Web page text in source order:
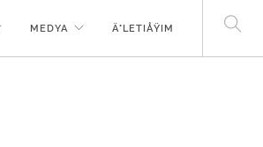
MEDYA Ä°LETIÅŸIM